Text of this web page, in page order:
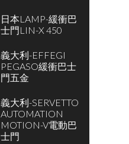
日本LAMP-緩衝巴
士門LIN-X 450
義大利-EFFEGI
PEGASO緩衝巴士
門五金
義大利-SERVETTO
AUTOMATION
MOTION-V電動巴
士門